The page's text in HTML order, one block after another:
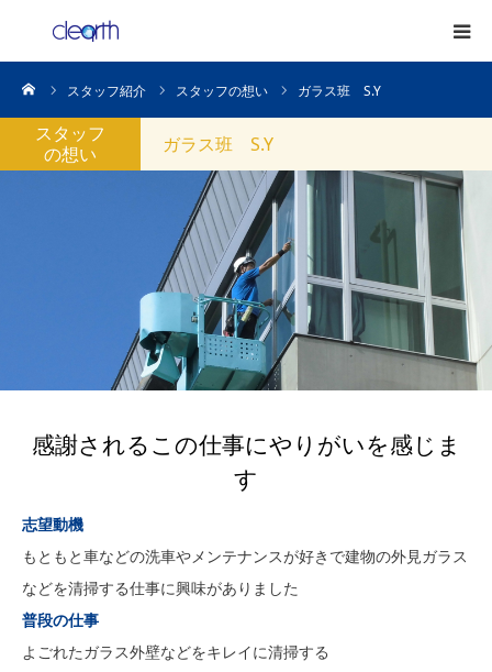
スタッフ紹介 スタッフの想い ガラス班 S.Y
スタッフ
の想い
ガラス班 S.Y
感謝されるこの仕事にやりがいを感じま
す
志望動機
もともと車などの洗車やメンテナンスが好きで建物の外見ガラス
などを清掃する仕事に興味がありました
普段の仕事
よごれたガラス外壁などをキレイに清掃する
HOME
事業案内
会社概要